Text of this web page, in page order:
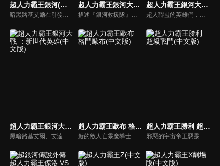
超人力霸王銀河(中文版) 超人力霸王銀河大戰 - 巨大陰謀(中文版) 超人力霸王銀河大戰：命運的衝突(中文版)
超人力霸王銀河大戰 ：新世代英雄(中文版)
黑暗路基艾爾、艾達爾加…過去的宿敵不斷復甦！還有謎一樣的黑暗超人力霸王們—黑暗超人力霸王X和黑暗超人力霸王捷德！被稱作力霸黑暗殺手的黑暗魔人，具有創造黑暗超人戰士的能力。超人力霸王傑洛和超人女孩格麗喬落入了黑暗殺手之中！為了解決這場危機，超人力霸王太郎召集了「新世代英雄」...
超人力霸王歐布 格鬥歐布(中文版)
新的敵人亡靈魔導士雷巴托斯，操縱著怪獸們的怨靈，企圖支配整個宇宙。歐布和傑洛還有光之國的宇宙警備隊的勇士們為了對抗他，一同聯手出擊！在戰鬥中，歐布在七號和傑洛的特訓下，得到了新的力量。他們是否能阻止雷巴托斯的野心呢！？
超人力霸王勝利 超級戰鬥(中文版)
邪惡的宇宙帝王惡靈宙達即將從次元監獄逃脫！為了阻止帝王逃脫、拯救銀河系，超級英雄─超人勝利需要新的秘密武器，那就是劍與笛的混合體–騎士劍笛！ 超人勝利的騎士劍笛所奏出的旋律，能否阻止惡靈宙達及他的怪獸軍團摧毀一切？